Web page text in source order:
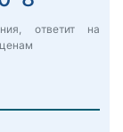
ответит на